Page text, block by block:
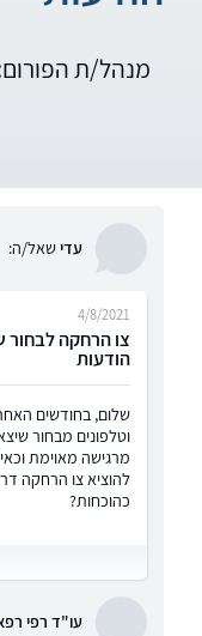
מנהל/ת
עדישאל/ה:
צו הרחקה
הודעות
4/8/2021
שלום, בחודשים
וטלפונים מבחור
מרגישה מאוימת
להוציא צו הרחקה
כהוכחות?
עו"ד רפי